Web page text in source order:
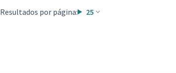
Resultados por página: 25